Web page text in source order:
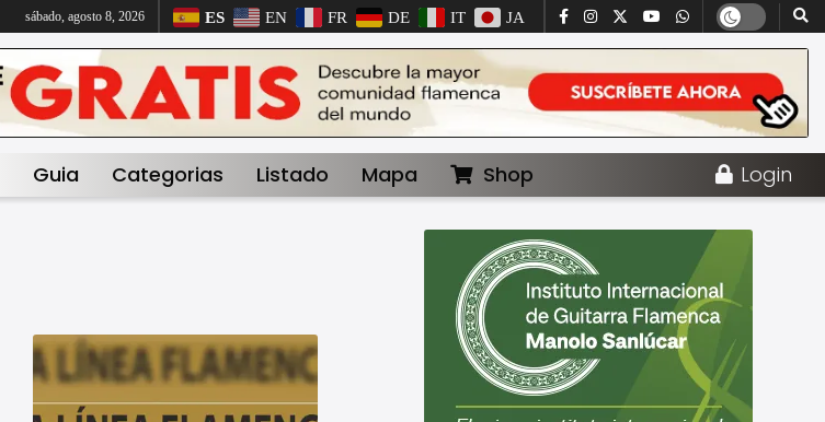
sábado, agosto 8, 2026 ES EN FR DE IT JA
Guia Categorias Listado Mapa Shop Login